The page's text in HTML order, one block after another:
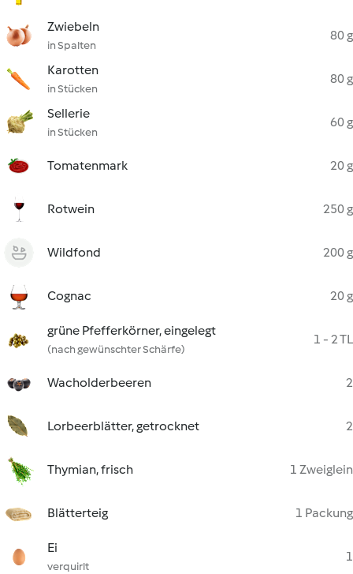
Zwiebeln
in Spalten
80 g
Karotten
in Stücken
80 g
Sellerie
in Stücken
60 g
Tomatenmark 20 g
Rotwein 250 g
Wildfond 200 g
Cognac 20 g
grüne Pfefferkörner, eingelegt
(nach gewünschter Schärfe)
1 - 2 TL
Wacholderbeeren 2
Lorbeerblätter, getrocknet 2
Thymian, frisch 1 Zweiglein
Blätterteig 1 Packung
Ei
verquirlt
1